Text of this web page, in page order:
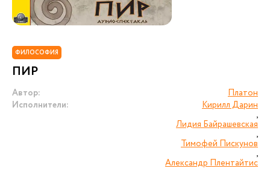
ФИЛОСОФИЯ
ПИР
Автор:
Платон
Исполнители:
Кирилл Дарин
,
Лидия Байрашевская
,
Тимофей Пискунов
,
Александр Плентайтис